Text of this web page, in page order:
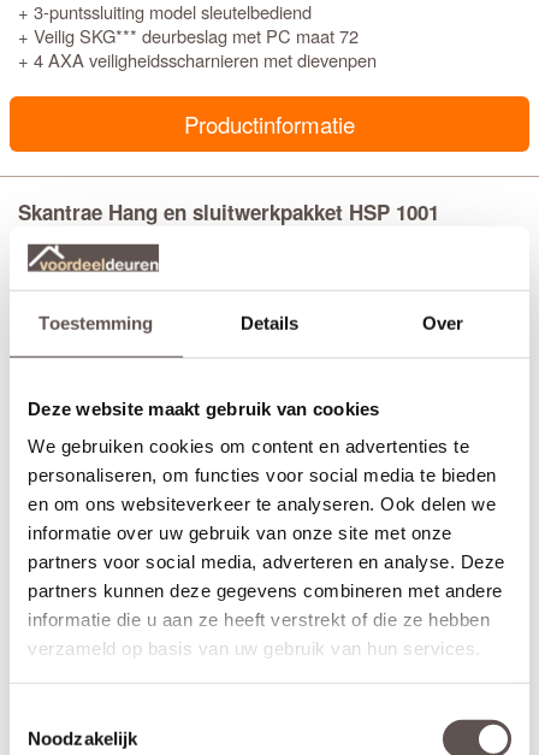
Toestemming Details Over
Deze website maakt gebruik van cookies
We gebruiken cookies om content en advertenties te
personaliseren, om functies voor social media te bieden
en om ons websiteverkeer te analyseren. Ook delen we
informatie over uw gebruik van onze site met onze
partners voor social media, adverteren en analyse. Deze
partners kunnen deze gegevens combineren met andere
informatie die u aan ze heeft verstrekt of die ze hebben
verzameld op basis van uw gebruik van hun services.
Noodzakelijk
+ 3-puntssluiting model sleutelbediend
+ Veilig SKG*** deurbeslag met PC maat 72
+ 4 AXA veiligheidsscharnieren met dievenpen
Productinformatie
Skantrae Hang en sluitwerkpakket HSP 1001